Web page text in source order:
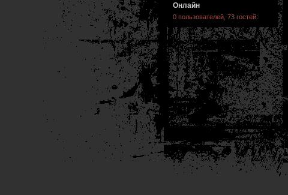
Онлайн
0 пользователей, 73 гостей: